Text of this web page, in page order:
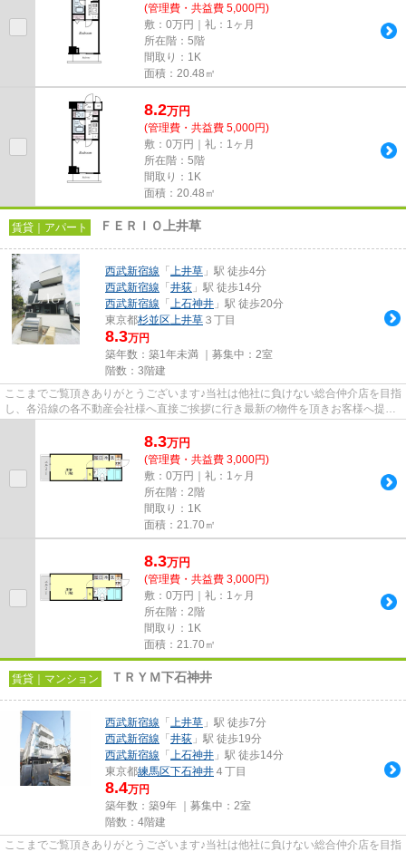
(管理費・共益費 5,000円)
敷：0万円｜礼：1ヶ月
所在階：5階
間取り：1K
面積：20.48㎡
8.2万円
(管理費・共益費 5,000円)
敷：0万円｜礼：1ヶ月
所在階：5階
間取り：1K
面積：20.48㎡
賃貸｜アパート ＦＥＲＩＯ上井草
西武新宿線 「 上井草 」駅 徒歩4分
西武新宿線 「 井荻 」駅 徒歩14分
西武新宿線 「 上石神井 」駅 徒歩20分
東京都杉並区上井草 ３丁目
8.3万円
築年数：築1年未満 ｜募集中： 2室
階数：3階建
ここまでご覧頂きありがとうございます♪当社は他社に負けない総合仲介店を目指
し、各沿線の各不動産会社様へ直接ご挨拶に行き最新の物件を頂きお客様へ提供
8.3万円
(管理費・共益費 3,000円)
敷：0万円｜礼：1ヶ月
所在階：2階
間取り：1K
面積：21.70㎡
8.3万円
(管理費・共益費 3,000円)
敷：0万円｜礼：1ヶ月
所在階：2階
間取り：1K
面積：21.70㎡
賃貸｜マンション ＴＲＹＭ下石神井
西武新宿線 「 上井草 」駅 徒歩7分
西武新宿線 「 井荻 」駅 徒歩19分
西武新宿線 「 上石神井 」駅 徒歩14分
東京都練馬区下石神井 ４丁目
8.4万円
築年数：築9年 ｜募集中： 2室
階数：4階建
ここまでご覧頂きありがとうございます♪当社は他社に負けない総合仲介店を目指